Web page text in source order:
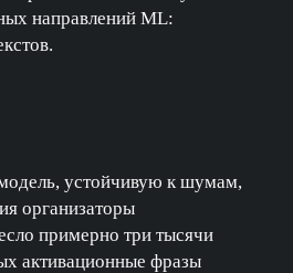
направлений ML:
устойчивую к шумам,
организаторы
примерно три тысячи
активационные фразы